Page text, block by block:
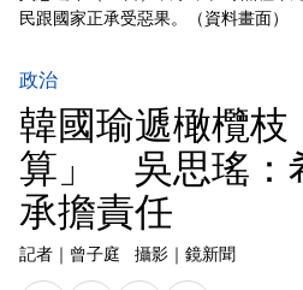
民跟國家正承受惡果。（資料畫面）
政治
韓國瑜遞橄欖枝
算」 吳思瑤：
承擔責任
記者 ｜ 曾子庭 攝影 ｜ 鏡新聞